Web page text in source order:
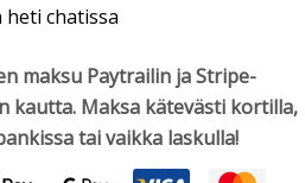
chatissa
maksu Paytrailin ja Stripe-
kautta. Maksa kätevästi kortilla,
tai vaikka laskulla!